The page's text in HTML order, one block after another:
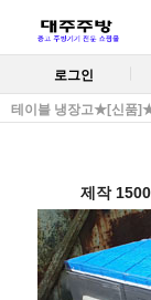
로그인
테이블 냉장고★[신품
제작